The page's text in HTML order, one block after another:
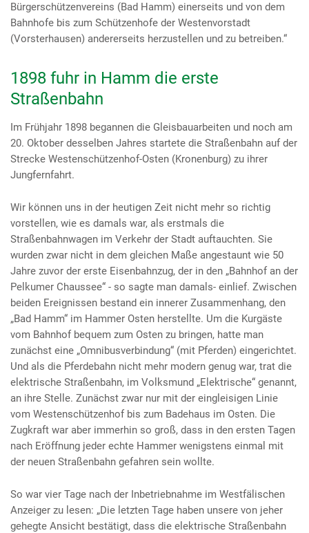
Bürgerschützenvereins (Bad Hamm) einerseits und von dem
Bahnhofe bis zum Schützenhofe der Westenvorstadt
(Vorsterhausen) andererseits herzustellen und zu betreiben.“
1898 fuhr in Hamm die erste
Straßenbahn
Im Frühjahr 1898 begannen die Gleisbauarbeiten und noch am
20. Oktober desselben Jahres startete die Straßenbahn auf der
Strecke Westenschützenhof-Osten (Kronenburg) zu ihrer
Jungfernfahrt.
Wir können uns in der heutigen Zeit nicht mehr so richtig
vorstellen, wie es damals war, als erstmals die
Straßenbahnwagen im Verkehr der Stadt auftauchten. Sie
wurden zwar nicht in dem gleichen Maße angestaunt wie 50
Jahre zuvor der erste Eisenbahnzug, der in den „Bahnhof an der
Pelkumer Chaussee“ - so sagte man damals- einlief. Zwischen
beiden Ereignissen bestand ein innerer Zusammenhang, den
„Bad Hamm“ im Hammer Osten herstellte. Um die Kurgäste
vom Bahnhof bequem zum Osten zu bringen, hatte man
zunächst eine „Omnibusverbindung“ (mit Pferden) eingerichtet.
Und als die Pferdebahn nicht mehr modern genug war, trat die
elektrische Straßenbahn, im Volksmund „Elektrische“ genannt,
an ihre Stelle. Zunächst zwar nur mit der eingleisigen Linie
vom Westenschützenhof bis zum Badehaus im Osten. Die
Zugkraft war aber immerhin so groß, dass in den ersten Tagen
nach Eröffnung jeder echte Hammer wenigstens einmal mit
der neuen Straßenbahn gefahren sein wollte.
So war vier Tage nach der Inbetriebnahme im Westfälischen
Anzeiger zu lesen: „Die letzten Tage haben unsere von jeher
gehegte Ansicht bestätigt, dass die elektrische Straßenbahn